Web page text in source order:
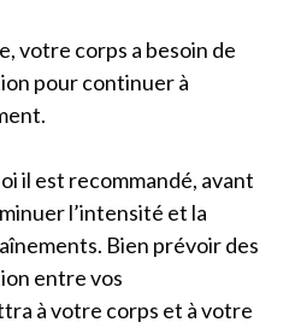
votre corps a besoin de
pour continuer à
il est recommandé, avant
l’intensité et la
Bien prévoir des
entre vos
à votre corps et à votre